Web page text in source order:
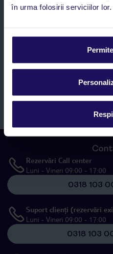
în urma folosirii serviciilor lor.
Sunt de acord cu prelucrarea
specificat în„Informații
, prin mijloace
Rezervări Call center
Luni - Vineri 09:00 - 17:00
0318 103
Suport clienți (rezervări
Luni - Vineri 09:00 - 17:00
0318 103